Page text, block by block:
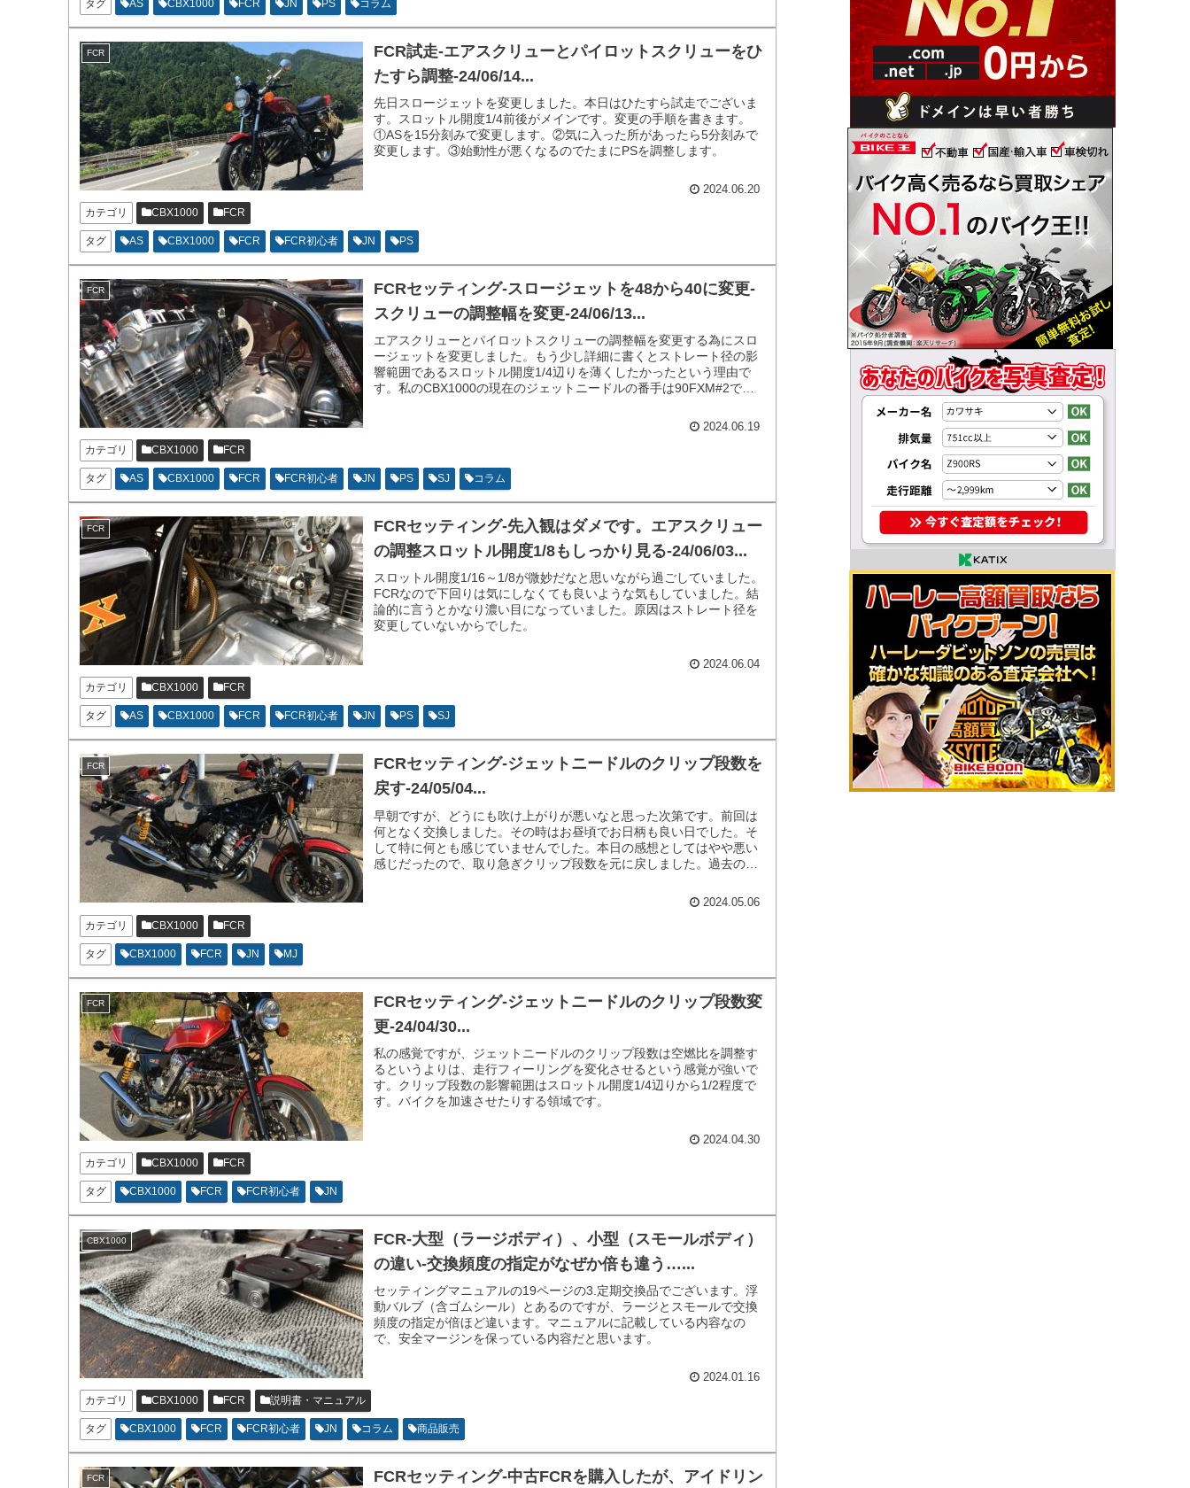
タグ AS CBX1000 FCR JN PS コラム
FCR
FCR試走-エアスクリューとパイロットスクリューをひ
たすら調整-24/06/14...
先日スロージェットを変更しました。本日はひたすら試走でございま
す。スロットル開度1/4前後がメインです。変更の手順を書きます。
①ASを15分刻みで変更します。②気に入った所があったら5分刻みで
変更します。③始動性が悪くなるのでたまにPSを調整します。
2024.06.20
カテゴリ
CBX1000 FCR
タグ AS CBX1000 FCR FCR初心者 JN PS
FCR
FCRセッティング-スロージェットを48から40に変更-
スクリューの調整幅を変更-24/06/13...
エアスクリューとパイロットスクリューの調整幅を変更する為にスロ
ージェットを変更しました。もう少し詳細に書くとストレート径の影
響範囲であるスロットル開度1/4辺りを薄くしたかったという理由で
す。私のCBX1000の現在のジェットニードルの番手は90FXM#2で
2024.06.19
カテゴリ
CBX1000 FCR
タグ AS CBX1000 FCR FCR初心者 JN PS SJ コラム
FCR
FCRセッティング-先入観はダメです。エアスクリュー
の調整スロットル開度1/8もしっかり見る-24/06/03...
スロットル開度1/16～1/8が微妙だなと思いながら過ごしていました。
FCRなので下回りは気にしなくても良いような気もしていました。結
論的に言うとかなり濃い目になっていました。原因はストレート径を
変更していないからでした。
2024.06.04
カテゴリ
CBX1000 FCR
タグ AS CBX1000 FCR FCR初心者 JN PS SJ
FCR
FCRセッティング-ジェットニードルのクリップ段数を
戻す-24/05/04...
早朝ですが、どうにも吹け上がりが悪いなと思った次第です。前回は
何となく交換しました。その時はお昼頃でお日柄も良い日でした。そ
して特に何とも感じていませんでした。本日の感想としてはやや悪い
感じだったので、取り急ぎクリップ段数を元に戻しました。過去のセ
2024.05.06
カテゴリ
CBX1000 FCR
タグ CBX1000 FCR JN MJ
FCR
FCRセッティング-ジェットニードルのクリップ段数変
更-24/04/30...
私の感覚ですが、ジェットニードルのクリップ段数は空燃比を調整す
るというよりは、走行フィーリングを変化させるという感覚が強いで
す。クリップ段数の影響範囲はスロットル開度1/4辺りから1/2程度で
す。バイクを加速させたりする領域です。
2024.04.30
カテゴリ
CBX1000 FCR
タグ CBX1000 FCR FCR初心者 JN
CBX1000
FCR-大型（ラージボディ）、小型（スモールボディ）
の違い-交換頻度の指定がなぜか倍も違う…...
セッティングマニュアルの19ページの3.定期交換品でございます。浮
動バルブ（含ゴムシール）とあるのですが、ラージとスモールで交換
頻度の指定が倍ほど違います。マニュアルに記載している内容なの
で、安全マージンを保っている内容だと思います。
2024.01.16
カテゴリ
CBX1000 FCR 説明書・マニュアル
タグ CBX1000 FCR FCR初心者 JN コラム 商品販売
FCR FCRセッティング-中古FCRを購入したが、アイドリン